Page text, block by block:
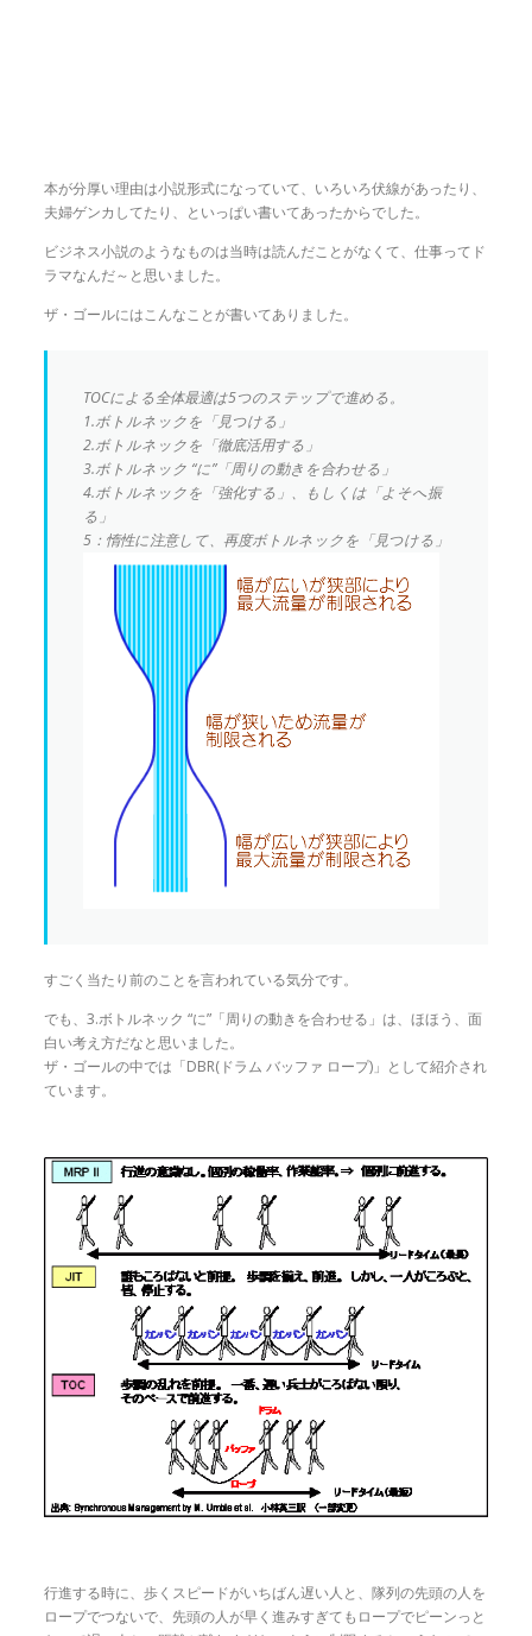
本が分厚い理由は小説形式になっていて、いろいろ伏線があったり、
夫婦ゲンカしてたり、といっぱい書いてあったからでした。
ビジネス小説のようなものは当時は読んだことがなくて、仕事ってド
ラマなんだ～と思いました。
ザ・ゴールにはこんなことが書いてありました。
TOCによる全体最適は5つのステップで進める。
1.ボトルネックを「見つける」
2.ボトルネックを「徹底活用する」
3.ボトルネック “に”「周りの動きを合わせる」
4.ボトルネックを「強化する」、もしくは「よそへ振
る」
5：惰性に注意して、再度ボトルネックを「見つける」
すごく当たり前のことを言われている気分です。
でも、3.ボトルネック “に”「周りの動きを合わせる」は、ほほう、面
白い考え方だなと思いました。
ザ・ゴールの中では「DBR(ドラム バッファ ロープ)」として紹介され
ています。
行進する時に、歩くスピードがいちばん遅い人と、隊列の先頭の人を
ロープでつないで、先頭の人が早く進みすぎてもロープでピーンっと